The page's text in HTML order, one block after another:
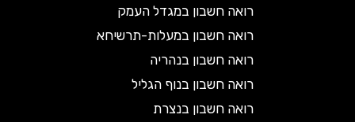
רואה חשבון במגדל העמק
רואה חשבון במעלות-תרשיחא
רואה חשבון בנהריה
רואה חשבון בנוף הגליל
רואה חשבון בנצרת